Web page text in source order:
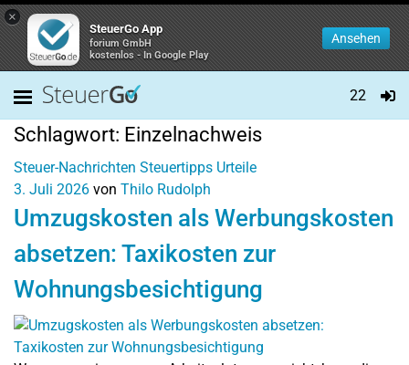
×
SteuerGo App
forium GmbH
kostenlos - In Google Play
Ansehen
22
Schlagwort: Einzelnachweis
Steuer-Nachrichten Steuertipps Urteile
3. Juli 2026 von Thilo Rudolph
Umzugskosten als Werbungskosten
absetzen: Taxikosten zur
Wohnungsbesichtigung